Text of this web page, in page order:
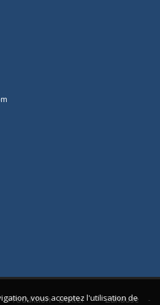
-Produktion Bexter-Zuhause -
vous acceptez l'utilisation de